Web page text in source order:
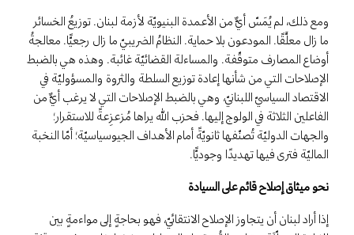
ومع ذلك، لم يُمَسّ أيٌّ من الأعمدة البنيويّة لأزمة لبنان. توزيعُ الخسائر
ما زال معلَّقًا. المودعون بلا حماية. النظامُ الضريبيّ ما زال رجعيًّا. معالجةُ
أوضاع المصارف متوقّفة. والمساءلة القضائيّة غائبة. وهذه هي بالضبط
الإصلاحات التي من شأنها إعادة توزيع السلطة والثروة والمسؤوليّة في
الاقتصاد السياسيّ اللبنانيّ، وهي بالضبط الإصلاحات التي لا يرغب أيٌّ من
الفاعلين الثلاثة في الولوج إليها. فحزب الله يراها مُزعزِعةً للاستقرار؛
والجهات الدوليّة تُصنّفها ثانويّةً أمام الأهداف الجيوسياسيّة؛ أمّا النخبة
الماليّة فترى فيها تهديدًا وجوديًّا.
نحو ميثاق إصلاح قائم على السيادة
إذا أراد لبنان أن يتجاوز الإصلاح الانتقائيّ، فهو بحاجةٍ إلى مواءمةٍ بين